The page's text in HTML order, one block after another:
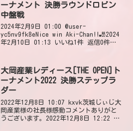
ーナメント 決勝ラウンドロビン
中盤戦
2024年2月9日 01:00 @user-
yc5nv9fk8eNice win Aki-Chan!!🎳2024
年2月10日 01:13 いいね1件 返信0件
大岡産業レディース[THE OPEN]ト
ーナメント2022 決勝ステップラ
ダー
2022年12月8日 10:07 kxvk茨城じぃじ大
岡産業様の社長様感動コメントありがと
うございます。2022年12月8日 12:22 い